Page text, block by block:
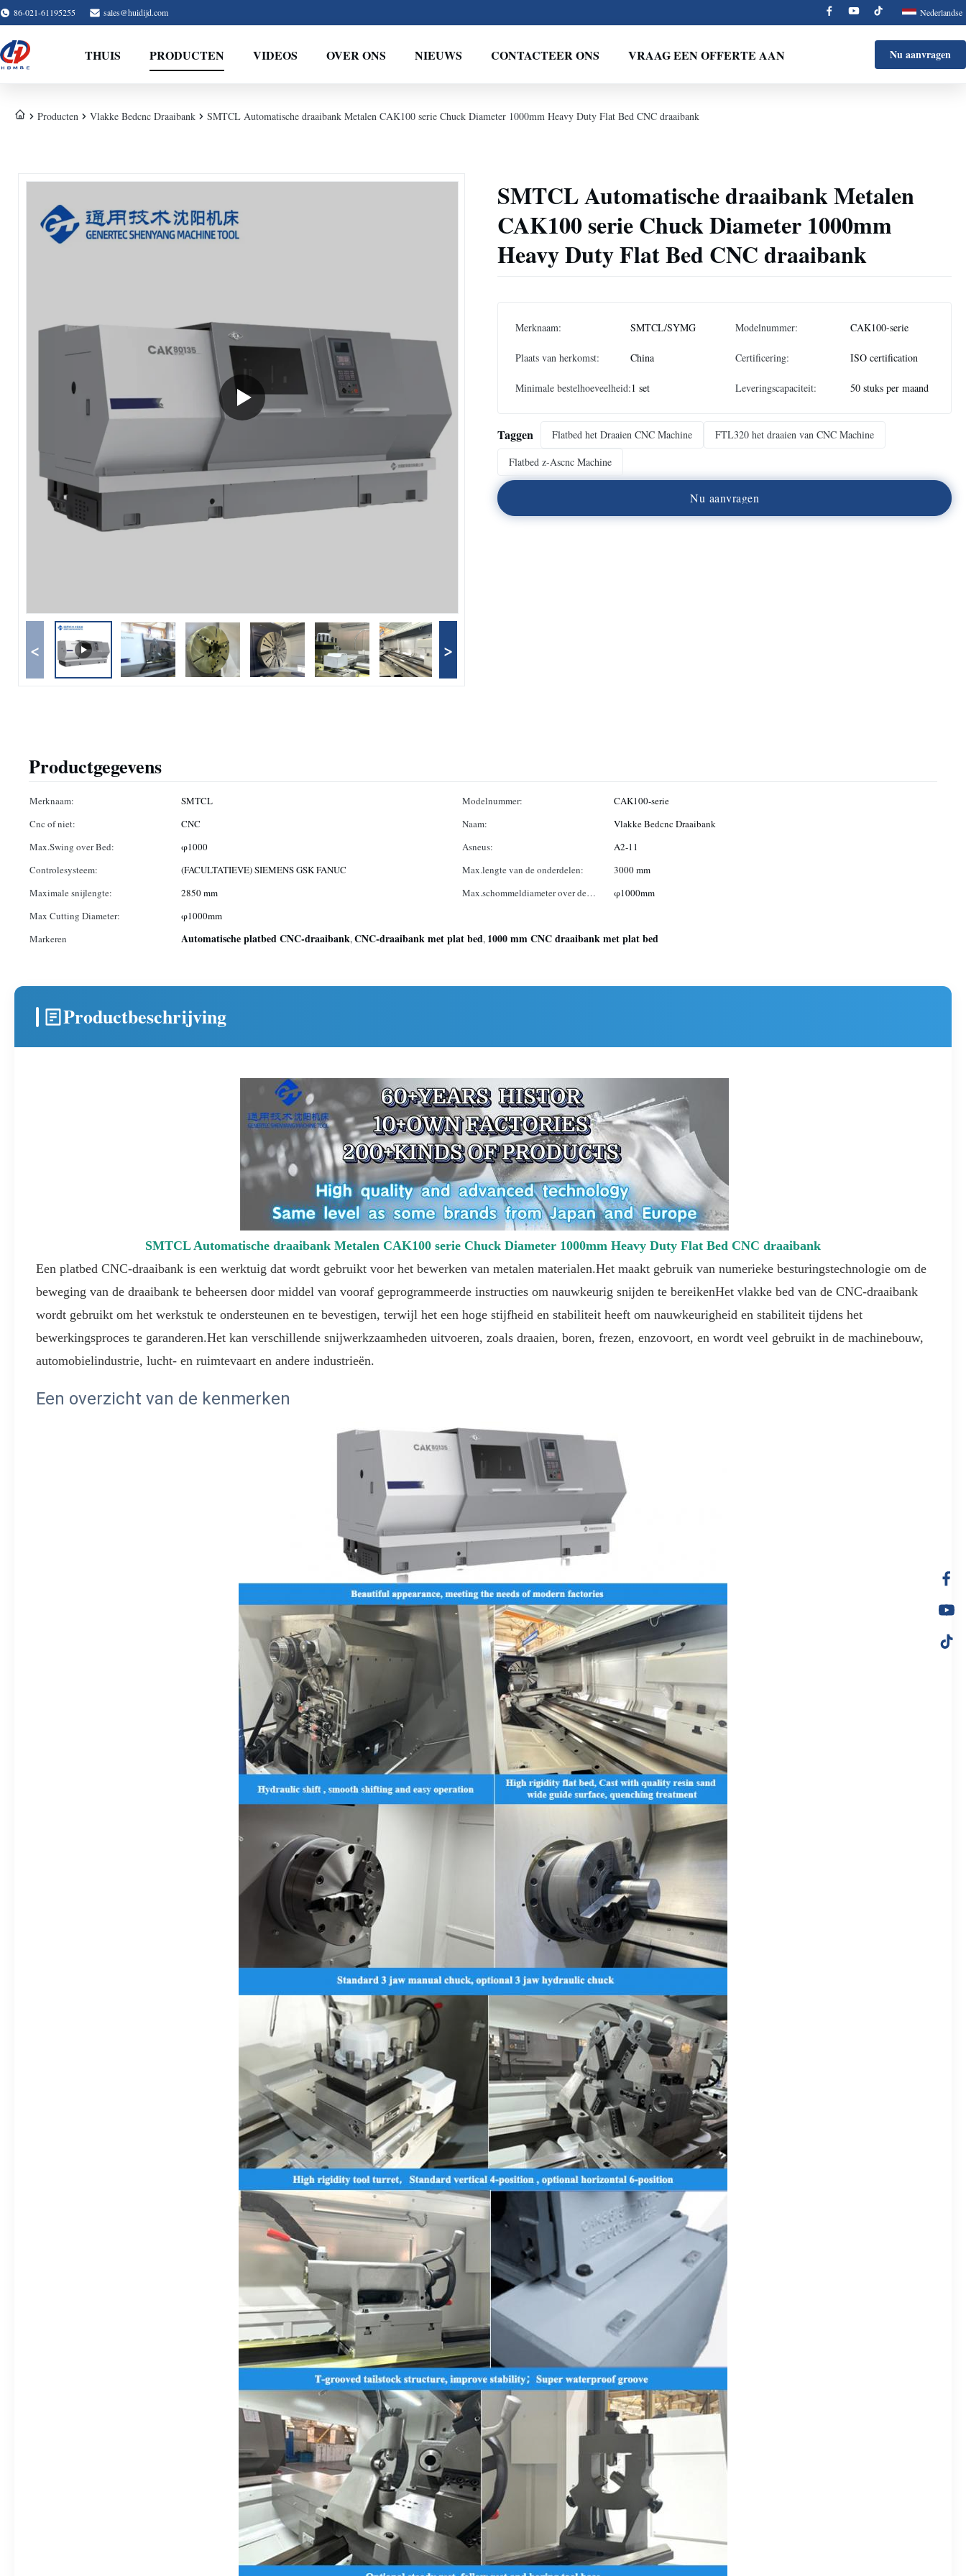
86-021-61195255 sales@huidijd.com Nederlandse
THUIS PRODUCTEN VIDEOS OVER ONS NIEUWS CONTACTEER ONS VRAAG EEN OFFERTE AAN Nu aanvragen
Producten Vlakke Bedcnc Draaibank SMTCL Automatische draaibank Metalen CAK100 serie Chuck Diameter 1000mm Heavy Duty Flat Bed CNC draaibank
< >
SMTCL Automatische draaibank Metalen
CAK100 serie Chuck Diameter 1000mm
Heavy Duty Flat Bed CNC draaibank
Merknaam: SMTCL/SYMG Modelnummer: CAK100-serie
Plaats van herkomst: China Certificering: ISO certification
Minimale bestelhoeveelheid:1 set Leveringscapaciteit: 50 stuks per maand
Taggen Flatbed het Draaien CNC Machine
FTL320 het draaien van CNC Machine
Flatbed z-Ascnc Machine
Nu aanvragen
Productgegevens
Merknaam: SMTCL Modelnummer:
CAK100-serie
Cnc of niet:
CNC Naam:
Vlakke Bedcnc Draaibank
Max.Swing over Bed:
φ1000 Asneus:
A2-11
Controlesysteem:
(FACULTATIEVE) SIEMENS GSK FANUC Max.lengte van de onderdelen:
3000 mm
Maximale snijlengte:
2850 mm
Max.schommeldiameter over de
φ1000mm
Max Cutting Diameter:
φ1000mm
Markeren
Automatische platbed CNC-draaibank,CNC-draaibank met plat bed, 1000 mm CNC draaibank met plat bed
Productbeschrijving
SMTCL Automatische draaibank Metalen CAK100 serie Chuck Diameter 1000mm Heavy Duty Flat Bed CNC draaibank
Een platbed CNC-draaibank is een werktuig dat wordt gebruikt voor het bewerken van metalen materialen.Het maakt gebruik van numerieke besturingstechnologie om de
beweging van de draaibank te beheersen door middel van vooraf geprogrammeerde instructies om nauwkeurig snijden te bereikenHet vlakke bed van de CNC-draaibank
wordt gebruikt om het werkstuk te ondersteunen en te bevestigen, terwijl het een hoge stijfheid en stabiliteit heeft om nauwkeurigheid en stabiliteit tijdens het
bewerkingsproces te garanderen.Het kan verschillende snijwerkzaamheden uitvoeren, zoals draaien, boren, frezen, enzovoort, en wordt veel gebruikt in de machinebouw,
automobielindustrie, lucht- en ruimtevaart en andere industrieën.
Een overzicht van de kenmerken